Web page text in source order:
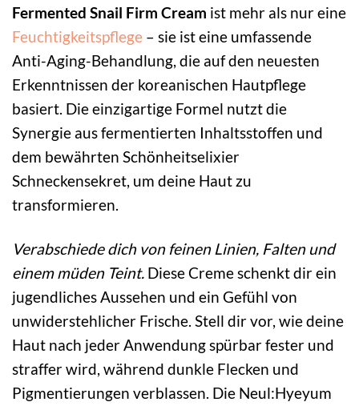
Fermented Snail Firm Cream ist mehr als nur eine
Feuchtigkeitspflege – sie ist eine umfassende
Anti-Aging-Behandlung, die auf den neuesten
Erkenntnissen der koreanischen Hautpflege
basiert. Die einzigartige Formel nutzt die
Synergie aus fermentierten Inhaltsstoffen und
dem bewährten Schönheitselixier
Schneckensekret, um deine Haut zu
transformieren.
Verabschiede dich von feinen Linien, Falten und
einem müden Teint. Diese Creme schenkt dir ein
jugendliches Aussehen und ein Gefühl von
unwiderstehlicher Frische. Stell dir vor, wie deine
Haut nach jeder Anwendung spürbar fester und
straffer wird, während dunkle Flecken und
Pigmentierungen verblassen. Die Neul:Hyeyum